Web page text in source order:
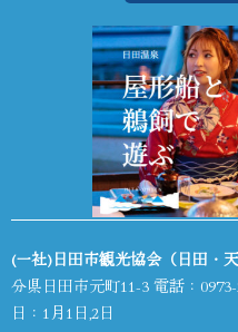
(一社)日田市観光協会（日田・
分県日田市元町11-3 電話：
日：1月1日,2日